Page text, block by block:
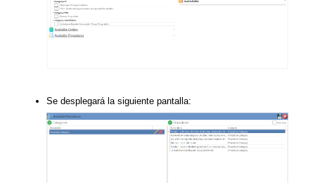
Se desplegará la siguiente pantalla: